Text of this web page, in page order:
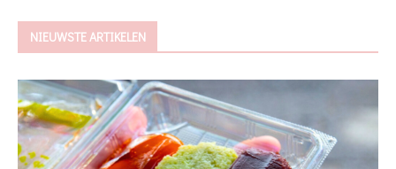
NIEUWSTE ARTIKELEN